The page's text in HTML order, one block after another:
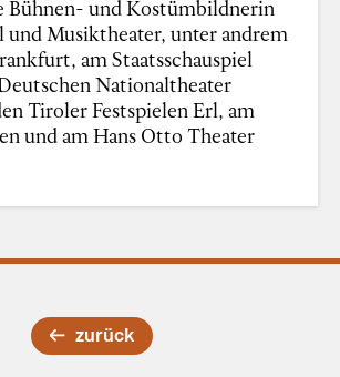
Bühnen- und Kostümbildnerin
und Musiktheater, unter andrem
am Staatsschauspiel
Nationaltheater
Tiroler Festspielen Erl, am
und am Hans Otto Theater
zurück